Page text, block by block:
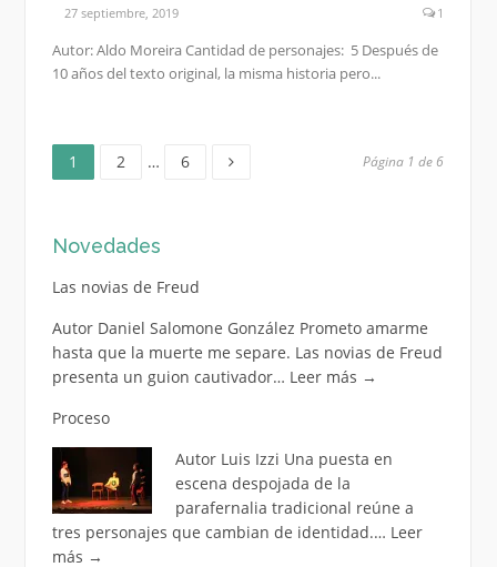
27 septiembre, 2019 1
Autor: Aldo Moreira Cantidad de personajes: 5 Después de
10 años del texto original, la misma historia pero...
Paginación
entradas
Página
1 Página
2 … Página
6 Página 1 de 6
Novedades
Las novias de Freud
Autor Daniel Salomone González Prometo amarme
hasta que la muerte me separe. Las novias de Freud
presenta un guion cautivador… Leer más →
Proceso
Autor Luis Izzi Una puesta en
escena despojada de la
parafernalia tradicional reúne a
tres personajes que cambian de identidad.… Leer
más →